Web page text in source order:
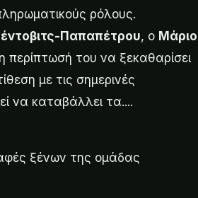
ρόλους.
Παπαπέτρου, ο Μάριο
η περίπτωσή του να ξεκαθαρίσει
με τις σημερινές
να καταβάλλει τα....
ξένων της ομάδας